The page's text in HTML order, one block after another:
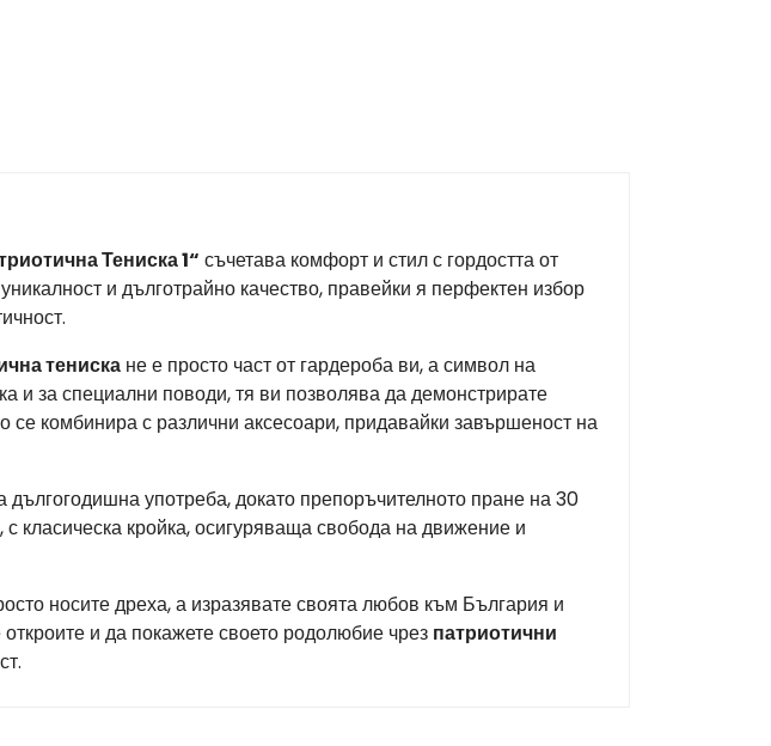
Тениска 1“ съчетава комфорт и стил с гордостта от
и дълготрайно качество, правейки я перфектен избор
тениска не е просто част от гардероба ви, а символ на
и за специални поводи, тя ви позволява да демонстрирате
комбинира с различни аксесоари, придавайки завършеност на
дългогодишна употреба, докато препоръчителното пране на 30
класическа кройка, осигуряваща свобода на движение и
носите дреха, а изразявате своята любов към България и
и да покажете своето родолюбие чрез патриотични